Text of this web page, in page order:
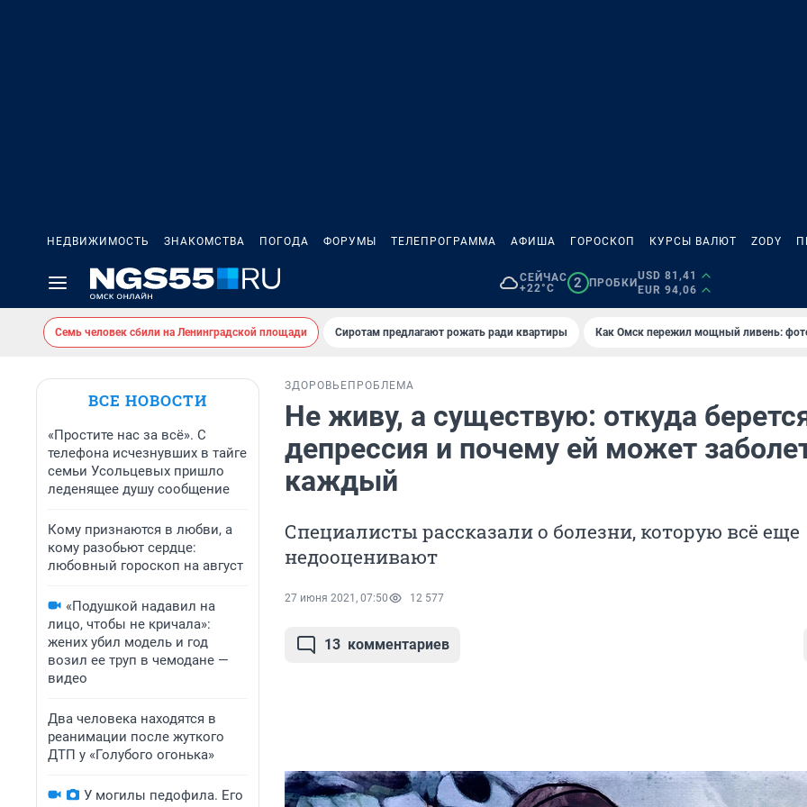
НЕДВИЖИМОСТЬ ЗНАКОМСТВА ПОГОДА ФОРУМЫ ТЕЛЕПРОГРАММА АФИША ГОРОСКОП КУРСЫ ВАЛЮТ ZODY
СЕЙЧАС
+22°C
2 ПРОБКИ
USD 81,41
EUR 94,06
Семь человек сбили на Ленинградской площади Сиротам предлагают рожать ради квартиры Как Омск пережил мощный ливень:
ВСЕ НОВОСТИ
«Простите нас за всё». С
телефона исчезнувших в тайге
семьи Усольцевых пришло
леденящее душу сообщение
Кому признаются в любви, а
кому разобьют сердце:
любовный гороскоп на август
«Подушкой надавил на
лицо, чтобы не кричала»:
жених убил модель и год
возил ее труп в чемодане —
видео
Два человека находятся в
реанимации после жуткого
ДТП у «Голубого огонька»
У могилы педофила. Его
ЗДОРОВЬЕ ПРОБЛЕМА
Не живу, а существую: откуда
депрессия и почему ей может
каждый
Специалисты рассказали о болезни, которую всё еще
недооценивают
27 июня 2021, 07:50 12 577
13 комментариев